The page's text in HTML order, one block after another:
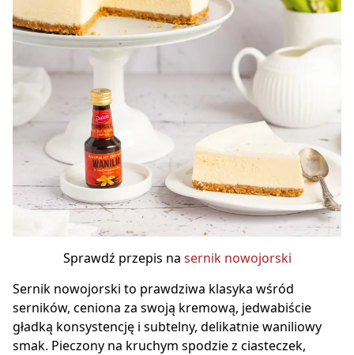
Sprawdź przepis na sernik nowojorski
Sernik nowojorski to prawdziwa klasyka wśród
serników, ceniona za swoją kremową, jedwabiście
gładką konsystencję i subtelny, delikatnie waniliowy
smak. Pieczony na kruchym spodzie z ciasteczek,